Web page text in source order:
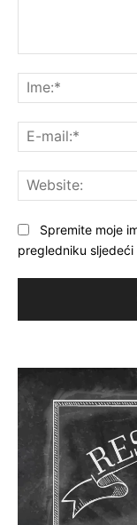
Spremite moje
pregledniku